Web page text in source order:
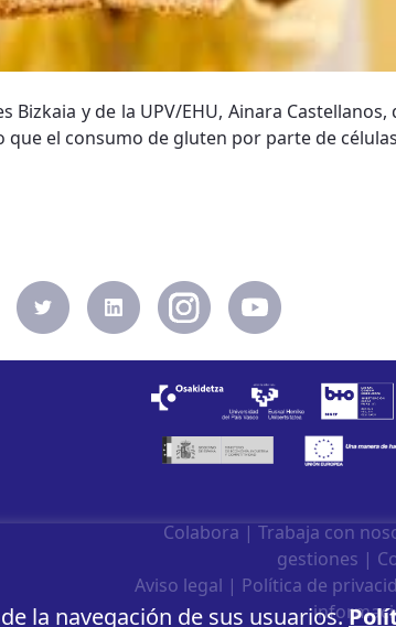
Bizkaia y de la UPV/EHU, Ainara
el consumo de gluten por parte de
la navegación de sus usuarios.
Colabora | Trabaja con
gestiones |
Aviso legal | Política de